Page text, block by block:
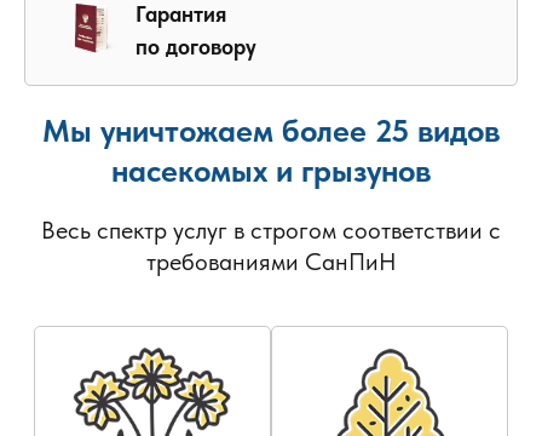
Гарантия
по договору
Мы уничтожаем более 25 видов
насекомых и грызунов
Весь спектр услуг в строгом соответствии с
требованиями СанПиН